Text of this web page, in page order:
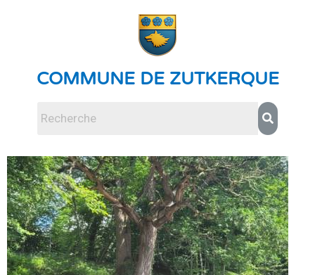
COMMUNE DE ZUTKERQUE